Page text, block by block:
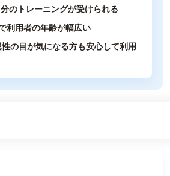
のトレーニングが受けられる
利用者の年齢が幅広い
の目が気になる方も安心して利用